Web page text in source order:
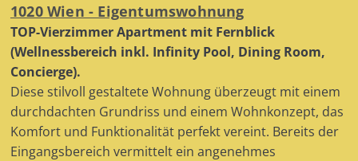
1020 Wien - Eigentumswohnung
TOP-Vierzimmer Apartment mit Fernblick
(Wellnessbereich inkl. Infinity Pool, Dining Room,
Concierge).
Diese stilvoll gestaltete Wohnung überzeugt mit einem
durchdachten Grundriss und einem Wohnkonzept, das
Komfort und Funktionalität perfekt vereint. Bereits der
Eingangsbereich vermittelt ein angenehmes